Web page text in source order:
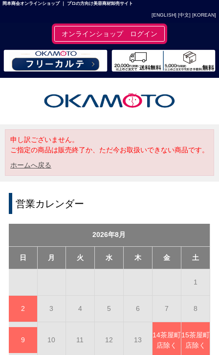
岡本商会オンラインショップ ｜ プロの方向け美容商材卸売サイト
[ENGLISH] [中文] [KOREAN]
オンラインショップ ログイン
申し訳ございません。
ご指定の商品は販売終了か、ただ今お取扱いできない商品です。
ホームへ戻る
営業カレンダー
2026年8月
日 月 火 水 木 金 土
1
2 3 4 5 6 7 8
9 10 11 12 13
14茶屋町
店除く
15茶屋町
店除く